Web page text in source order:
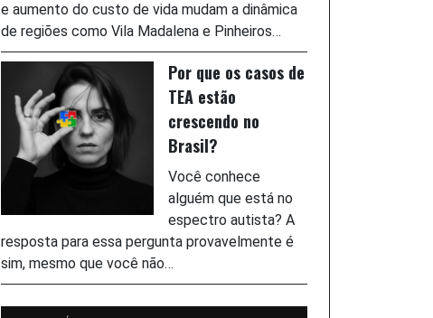
e aumento do custo de vida mudam a dinâmica
de regiões como Vila Madalena e Pinheiros…
Por que os casos de
TEA estão
crescendo no
Brasil?
Você conhece
alguém que está no
espectro autista? A
resposta para essa pergunta provavelmente é
sim, mesmo que você não…